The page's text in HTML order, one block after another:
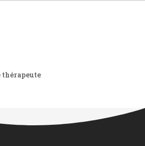
thérapeute